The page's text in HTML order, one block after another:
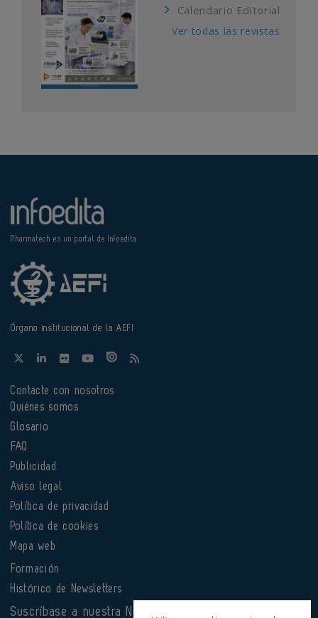
Calendario Editorial
Ver todas las revistas
Pharmatech es un portal de Infoedita
Órgano institucional de la AEFI
Contacte con nosotros
Quiénes somos
Glosario
FAQ
Publicidad
Aviso legal
Política de privacidad
Política de cookies
Mapa web
Formación
Histórico de Newsletters
Suscríbase a nuestra Newsletter